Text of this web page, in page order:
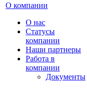
О компании
О нас
Cтатусы
компании
Наши партнеры
Работа в
компании
Документы